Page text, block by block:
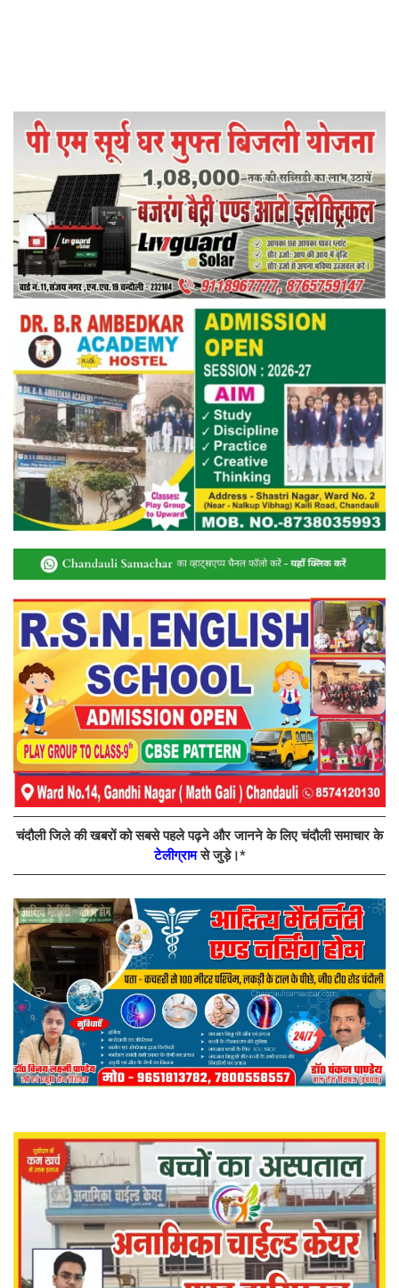
चंदौली जिले की खबरों को सबसे पहले पढ़ने और जानने के लिए चंदौली समाचार के
टेलीग्रामसे जुड़े।*